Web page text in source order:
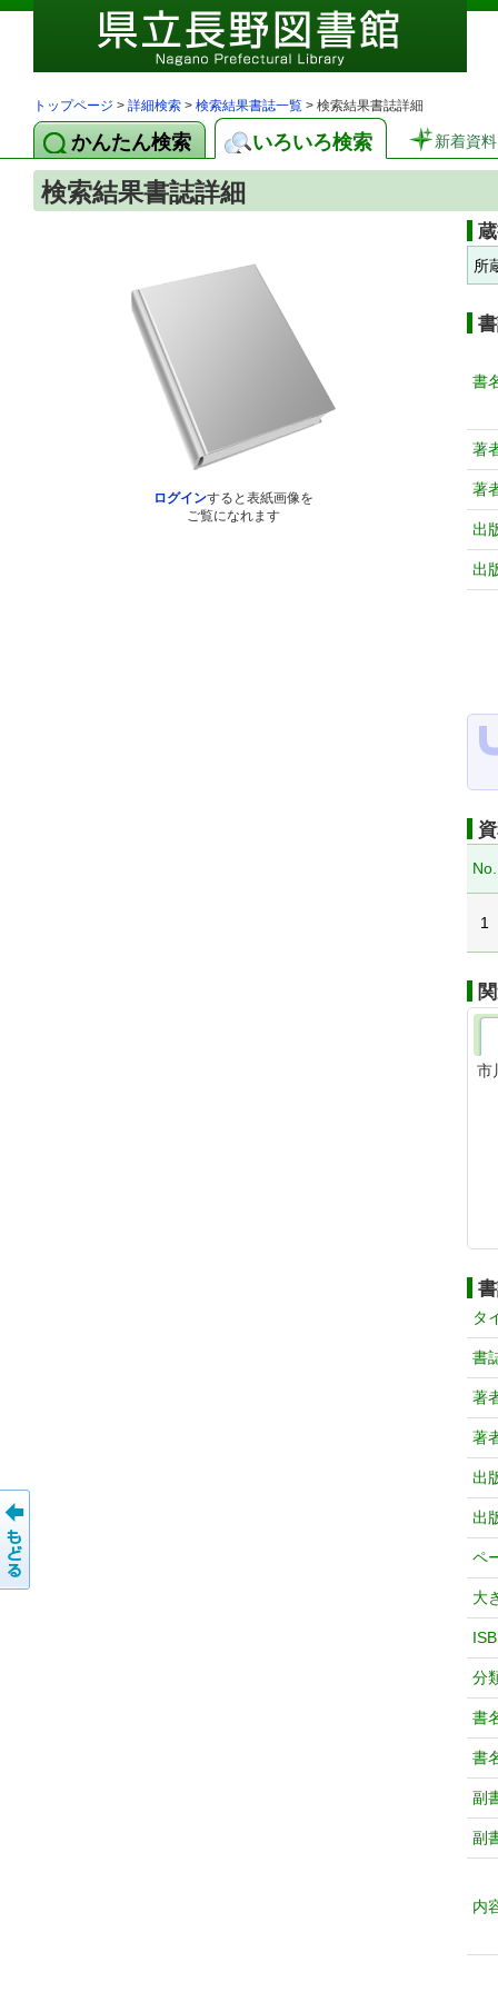
トップページ > 詳細検索 > 検索結果書誌一覧 > 検索結果書誌詳細
かんたん検索 いろいろ検索 新着資料
検索結果書誌詳細
ログインすると表紙画像を
ご覧になれます
所
書
著
著
出
出
No.
1
市
タ
書
著
著
出
出
ペ
大
分
書
書
副
副
内